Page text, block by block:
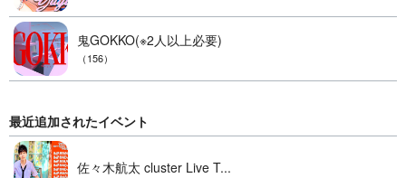
鬼GOKKO(※2人以上必要)
（156）
最近追加されたイベント
佐々木航太 cluster Live T...